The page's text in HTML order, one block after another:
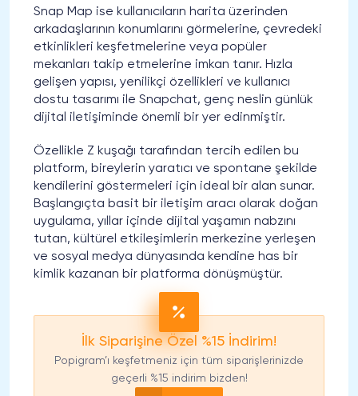
Snap Map ise kullanıcıların harita üzerinden
arkadaşlarının konumlarını görmelerine, çevredeki
etkinlikleri keşfetmelerine veya popüler
mekanları takip etmelerine imkan tanır. Hızla
gelişen yapısı, yenilikçi özellikleri ve kullanıcı
dostu tasarımı ile Snapchat, genç neslin günlük
dijital iletişiminde önemli bir yer edinmiştir.
Özellikle Z kuşağı tarafından tercih edilen bu
platform, bireylerin yaratıcı ve spontane şekilde
kendilerini göstermeleri için ideal bir alan sunar.
Başlangıçta basit bir iletişim aracı olarak doğan
uygulama, yıllar içinde dijital yaşamın nabzını
tutan, kültürel etkileşimlerin merkezine yerleşen
ve sosyal medya dünyasında kendine has bir
kimlik kazanan bir platforma dönüşmüştür.
İlk Siparişine Özel %15 İndirim!
Popigram’ı keşfetmeniz için tüm siparişlerinizde
geçerli %15 indirim bizden!